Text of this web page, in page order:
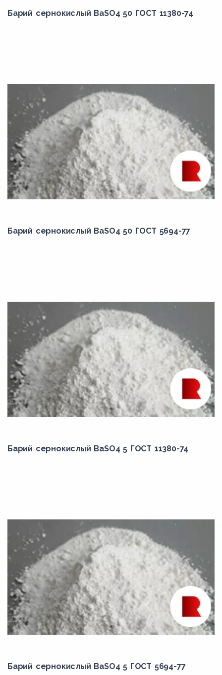
Барий сернокислый BaSO4 50 ГОСТ 11380-74
Барий сернокислый BaSO4 50 ГОСТ 5694-77
Барий сернокислый BaSO4 5 ГОСТ 11380-74
Барий сернокислый BaSO4 5 ГОСТ 5694-77